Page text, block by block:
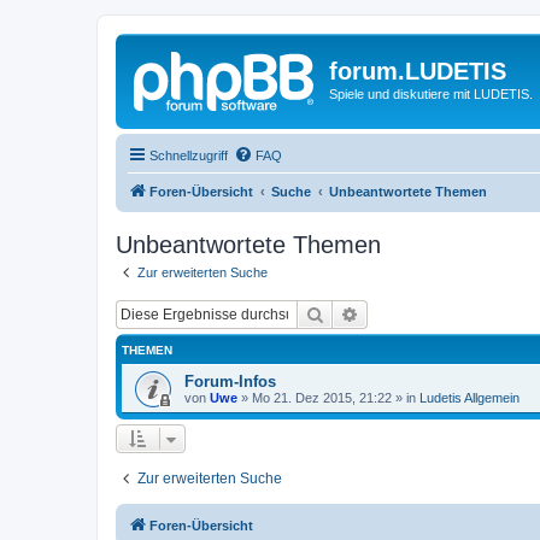
forum.LUDETIS
Spiele und diskutiere mit LUDETIS.
Schnellzugriff FAQ
Foren-Übersicht Suche Unbeantwortete Themen
Unbeantwortete Themen
Zur erweiterten Suche
Suche
THEMEN
Forum-Infos
von Uwe » Mo 21. Dez 2015, 21:22 » in Ludetis Allgemein
Zur erweiterten Suche
Foren-Übersicht